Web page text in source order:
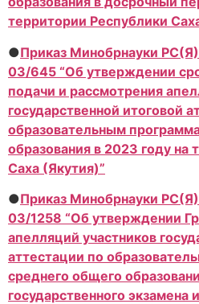
территории Республики
●Приказ Минобрнауки
03/645 “Об утверждении
подачи и рассмотрения
государственной итоговой
образовательным
образования в 2023 году на
Саха (Якутия)”
●Приказ Минобрнауки
03/1258 “Об утверждении
апелляций участников
аттестации по
среднего общего
государственного экзамена